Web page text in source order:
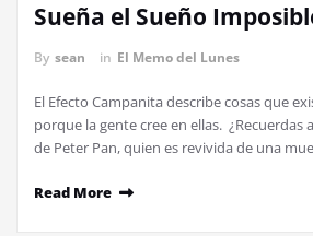
Sueña el Sueño
By sean in El Memo del Lunes
El Efecto Campanita describe cosas que
porque la gente cree en ellas. ¿Recuerdas
de Peter Pan, quien es revivida de una
Read More